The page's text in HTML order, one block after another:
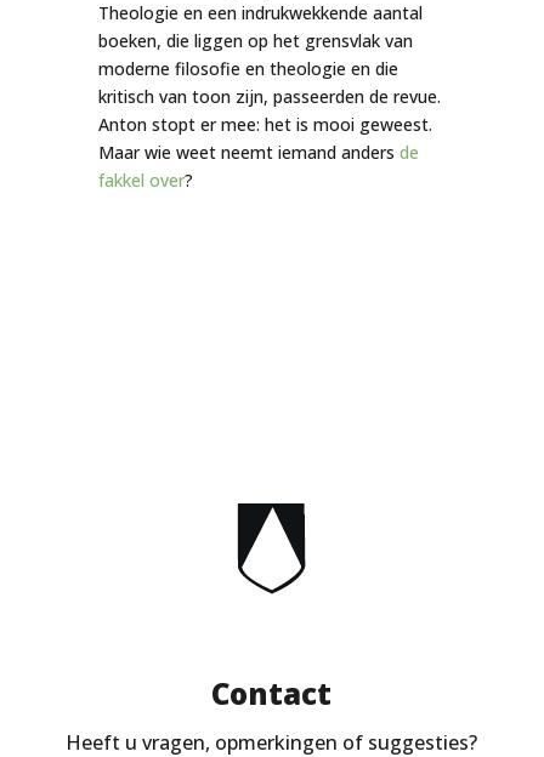
Theologie en een indrukwekkende aantal
boeken, die liggen op het grensvlak van
moderne filosofie en theologie en die
kritisch van toon zijn, passeerden de revue.
Anton stopt er mee: het is mooi geweest.
Maar wie weet neemt iemand anders de
fakkel over?
Contact
Heeft u vragen, opmerkingen of suggesties?